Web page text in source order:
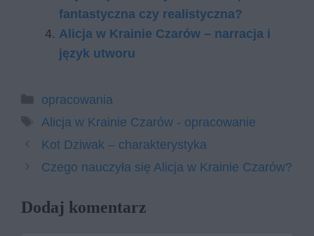
fantastyczna czy realistyczna?
Alicja w Krainie Czarów – narracja i
język utworu
Kategorie
opracowania
Tagi
Alicja w Krainie Czarów - opracowanie
Kot Dziwak – charakterystyka
Czego nauczyła się Alicja w Krainie Czarów?
Dodaj komentarz